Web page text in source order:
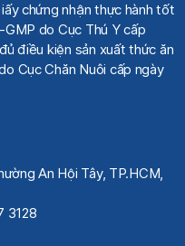
chứng nhận thực hành tốt
do Cục Thú Y cấp
điều kiện sản xuất thức ăn
Cục Chăn Nuôi cấp ngày
An Hội Tây, TP.HCM,
3128